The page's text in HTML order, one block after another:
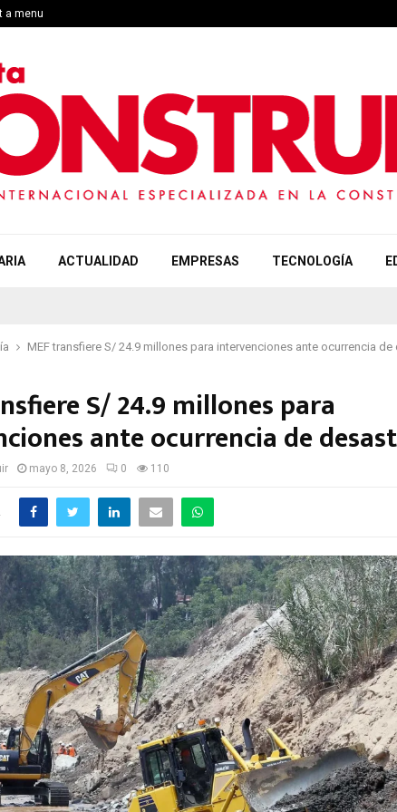
a menu
ACTUALIDAD EMPRESAS TECNOLOGÍA
MEF transfiere S/ 24.9 millones para intervenciones ante ocurrencia
S/ 24.9 millones para
ante ocurrencia de
mayo 8, 2026 0 110